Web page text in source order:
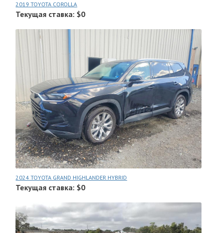
2019 TOYOTA COROLLA
Текущая ставка: $0
2024 TOYOTA GRAND HIGHLANDER HYBRID
Текущая ставка: $0